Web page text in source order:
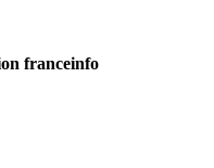
franceinfo